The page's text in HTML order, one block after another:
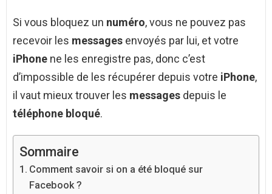
Si vous bloquez un numéro, vous ne pouvez pas
recevoir les messages envoyés par lui, et votre
iPhone ne les enregistre pas, donc c’est
d’impossible de les récupérer depuis votre iPhone,
il vaut mieux trouver les messages depuis le
téléphone bloqué.
Sommaire
Comment savoir si on a été bloqué sur
Facebook ?